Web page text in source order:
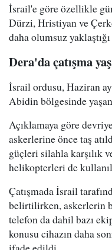
İsrail'e göre özellikle
Dürzi, Hristiyan ve
daha olumsuz
Dera'da çatışma
İsrail ordusu, Haziran
Abidin bölgesinde
Açıklamaya göre
askerlerine önce taş
güçleri silahla karşılık
helikopterleri de
Çatışmada İsrail
belirtilirken, askerlerin
telefon da dahil bazı
konusu cihazın daha